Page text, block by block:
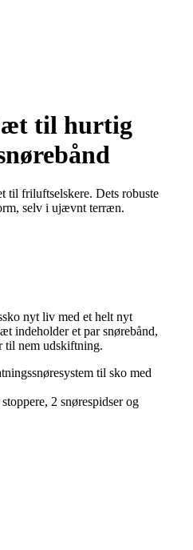
til hurtig
til friluftselskere. Dets robuste
selv i ujævnt terræn.
nyt liv med et helt nyt
indeholder et par snørebånd,
til nem udskiftning.
til sko med
2 snørespidser og